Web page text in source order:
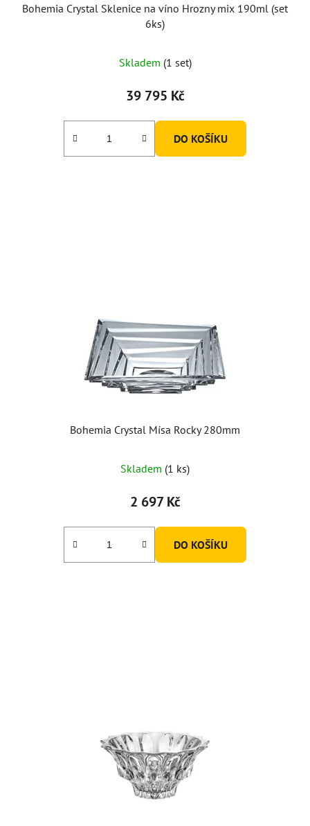
Bohemia Crystal Sklenice na víno Hrozny mix 190ml (set
6ks)
Skladem (1 set)
39 795 Kč
DO KOŠÍKU
Bohemia Crystal Mísa Rocky 280mm
Skladem (1 ks)
2 697 Kč
DO KOŠÍKU